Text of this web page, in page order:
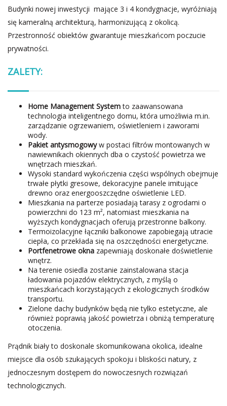
Budynki nowej inwestycji mające 3 i 4 kondygnacje, wyróżniają
się kameralną architekturą, harmonizującą z okolicą.
Przestronność obiektów gwarantuje mieszkańcom poczucie
prywatności.
ZALETY:
Home Management Systemto zaawansowana
technologia inteligentnego domu, która umożliwia m.in.
zarządzanie ogrzewaniem, oświetleniem i zaworami
wody.
Pakiet antysmogowyw postaci filtrów montowanych w
nawiewnikach okiennych dba o czystość powietrza we
wnętrzach mieszkań.
Wysoki standard wykończenia części wspólnych obejmuje
trwałe płytki gresowe, dekoracyjne panele imitujące
drewno oraz energooszczędne oświetlenie LED.
Mieszkania na parterze posiadają tarasy z ogrodami o
powierzchni do 123 m², natomiast mieszkania na
wyższych kondygnacjach oferują przestronne balkony.
Termoizolacyjne łączniki balkonowe zapobiegają utracie
ciepła, co przekłada się na oszczędności energetyczne.
Portfenetrowe okna zapewniają doskonałe doświetlenie
wnętrz.
Na terenie osiedla zostanie zainstalowana stacja
ładowania pojazdów elektrycznych, z myślą o
mieszkańcach korzystających z ekologicznych środków
transportu.
Zielone dachy budynków będą nie tylko estetyczne, ale
również poprawią jakość powietrza i obniżą temperaturę
otoczenia.
Prądnik biały to doskonale skomunikowana okolica, idealne
miejsce dla osób szukających spokoju i bliskości natury, z
jednoczesnym dostępem do nowoczesnych rozwiązań
technologicznych.